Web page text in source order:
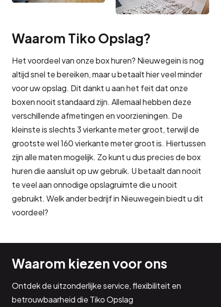
Waarom Tiko Opslag?
Het voordeel van onze box huren? Nieuwegein is nog
altijd snel te bereiken, maar u betaalt hier veel minder
voor uw opslag. Dit dankt u aan het feit dat onze
boxen nooit standaard zijn. Allemaal hebben deze
verschillende afmetingen en voorzieningen. De
kleinste is slechts 3 vierkante meter groot, terwijl de
grootste wel 160 vierkante meter groot is. Hiertussen
zijn alle maten mogelijk. Zo kunt u dus precies de box
huren die aansluit op uw gebruik. U betaalt dan nooit
te veel aan onnodige opslagruimte die u nooit
gebruikt. Welk ander bedrijf in Nieuwegein biedt u dit
voordeel?
Waarom kiezen voor ons
Ontdek de uitzonderlijke service, flexibiliteit en
betrouwbaarheid die Tiko Opslag